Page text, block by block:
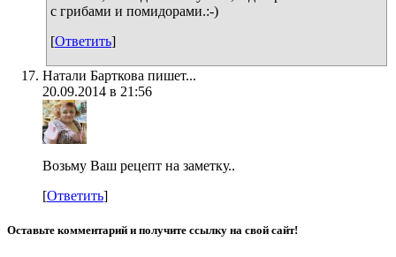
с грибами и помидорами.:-)
[Ответить]
Натали Барткова пишет...
20.09.2014 в 21:56
Возьму Ваш рецепт на заметку..
[Ответить]
Оставьте комментарий и получите ссылку на свой сайт!